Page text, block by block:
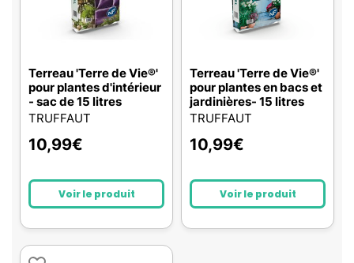
Terreau 'Terre de Vie®'
pour plantes d'intérieur
- sac de 15 litres
TRUFFAUT
10,99€
Voir le produit
Terreau 'Terre de Vie®'
pour plantes en bacs et
jardinières- 15 litres
TRUFFAUT
10,99€
Voir le produit